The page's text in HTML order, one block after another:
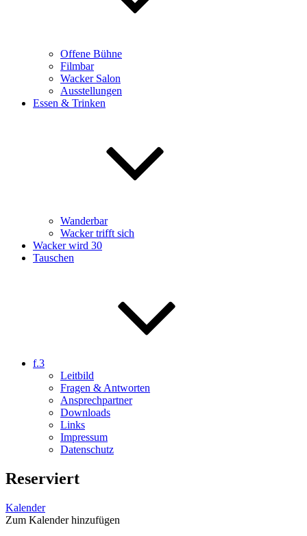
Offene Bühne
Filmbar
Wacker Salon
Ausstellungen
Essen & Trinken
Wanderbar
Wacker trifft sich
Wacker wird 30
Tauschen
f.3
Leitbild
Fragen & Antworten
Ansprechpartner
Downloads
Links
Impressum
Datenschutz
Reserviert
Kalender
Zum Kalender hinzufügen